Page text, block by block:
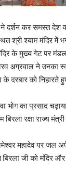
ने दर्शन कर समस्त देश
श्री श्याम मंदिर में
के मुख्य गेट पर मंडल
अग्रवाल ने उनका
दरबार को निहारते
का प्रसाद
रक्षा राज्य
महादेव पर जल
जी को मंदिर